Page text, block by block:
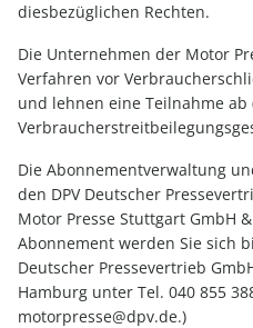
diesbezüglichen Rechten.
Die Unternehmen der Motor
Verfahren vor
und lehnen eine Teilnahme ab
Die Abonnementverwaltung
den DPV Deutscher
Motor Presse Stuttgart GmbH
Abonnement werden Sie sich
Deutscher Pressevertrieb
Hamburg unter Tel. 040 855
motorpresse@dpv.de.)